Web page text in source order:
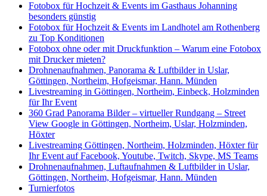
Fotobox für Hochzeit & Events im Gasthaus Johanning
besonders günstig
Fotobox für Hochzeit & Events im Landhotel am Rothenberg
zu Top Konditionen
Fotobox ohne oder mit Druckfunktion – Warum eine Fotobox
mit Drucker mieten?
Drohnenaufnahmen, Panorama & Luftbilder in Uslar,
Göttingen, Northeim, Hofgeismar, Hann. Münden
Livestreaming in Göttingen, Northeim, Einbeck, Holzminden
für Ihr Event
360 Grad Panorama Bilder – virtueller Rundgang – Street
View Google in Göttingen, Northeim, Uslar, Holzminden,
Höxter
Livestreaming Göttingen, Northeim, Holzminden, Höxter für
Ihr Event auf Facebook, Youtube, Twitch, Skype, MS Teams
Drohnenaufnahmen, Luftaufnahmen & Luftbilder in Uslar,
Göttingen, Northeim, Hofgeismar, Hann. Münden
Turnierfotos